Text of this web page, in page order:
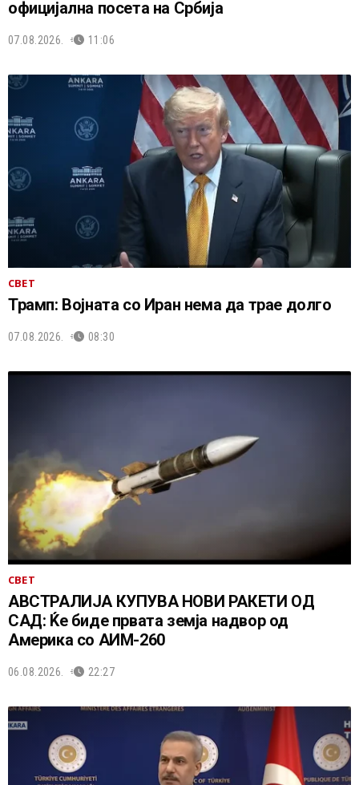
официјална посета на Србија
07.08.2026. 11:06
СВЕТ
Трамп: Војната со Иран нема да трае долго
07.08.2026. 08:30
СВЕТ
АВСТРАЛИЈА КУПУВА НОВИ РАКЕТИ ОД
САД: Ќе биде првата земја надвор од
Америка со АИМ-260
06.08.2026. 22:27